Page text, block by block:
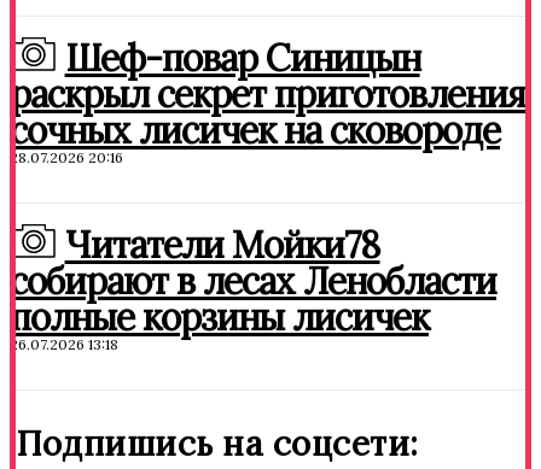
Шеф-повар Синицын
раскрыл секрет приготовления
сочных лисичек на сковороде
28.07.2026 20:16
Читатели Мойки78
собирают в лесах Ленобласти
полные корзины лисичек
26.07.2026 13:18
Подпишись на соцсети: